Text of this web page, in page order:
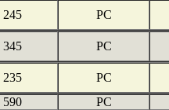
245 PC
345 PC
235 PC
590 PC